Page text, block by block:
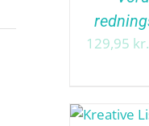
129,95 kr.